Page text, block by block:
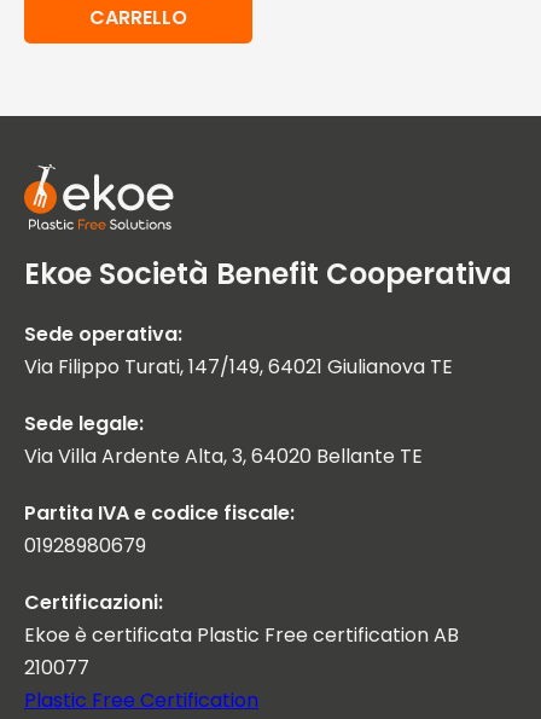
CARRELLO
Ekoe Società Benefit Cooperativa
Sede operativa:
Via Filippo Turati, 147/149, 64021 Giulianova TE
Sede legale:
Via Villa Ardente Alta, 3, 64020 Bellante TE
Partita IVA e codice fiscale:
01928980679
Certificazioni:
Ekoe è certificata Plastic Free certification AB
210077
Plastic Free Certification